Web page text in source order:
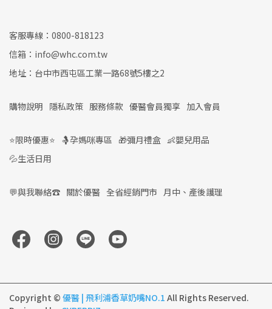
客服專線：0800-818123
信箱：info@whc.com.tw
地址：台中市西屯區工業一路68號5樓之2
購物說明 隱私政策 服務條款 優醫會員獨享 加入會員
⭐限時優惠⭐ 🤱孕媽咪專區 🎁彌月禮盒 👶嬰兒用品
💦生活日用
💬與我聯絡☎️ 關於優醫 全省經銷門市 月中、產後護理
Copyright © 優醫 | 飛利浦香草奶嘴NO.1 All Rights Reserved.